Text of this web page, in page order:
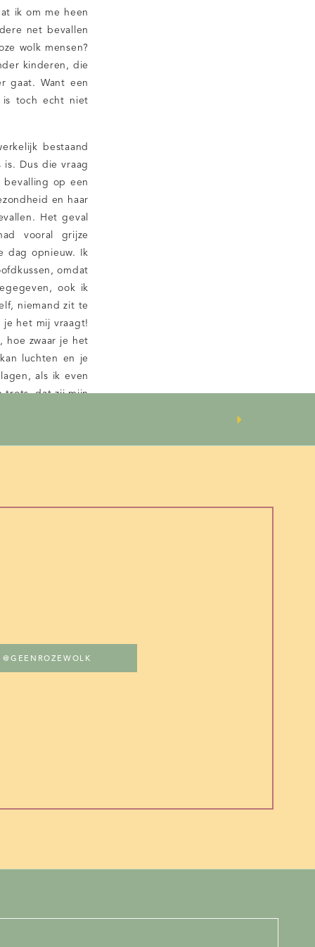
ik om me heen
net bevallen
wolk mensen?
kinderen, die
gaat. Want een
is toch echt niet
bestaand
is. Dus die vraag
op een
en haar
Het geval
vooral grijze
dag opnieuw. Ik
omdat
ook ik
niemand zit te
je het mij vraagt!
hoe zwaar je het
luchten en je
als ik even
trots, dat zij mijn
Ben je de roze
die tijd, vermijd
@GEENROZEWOLK